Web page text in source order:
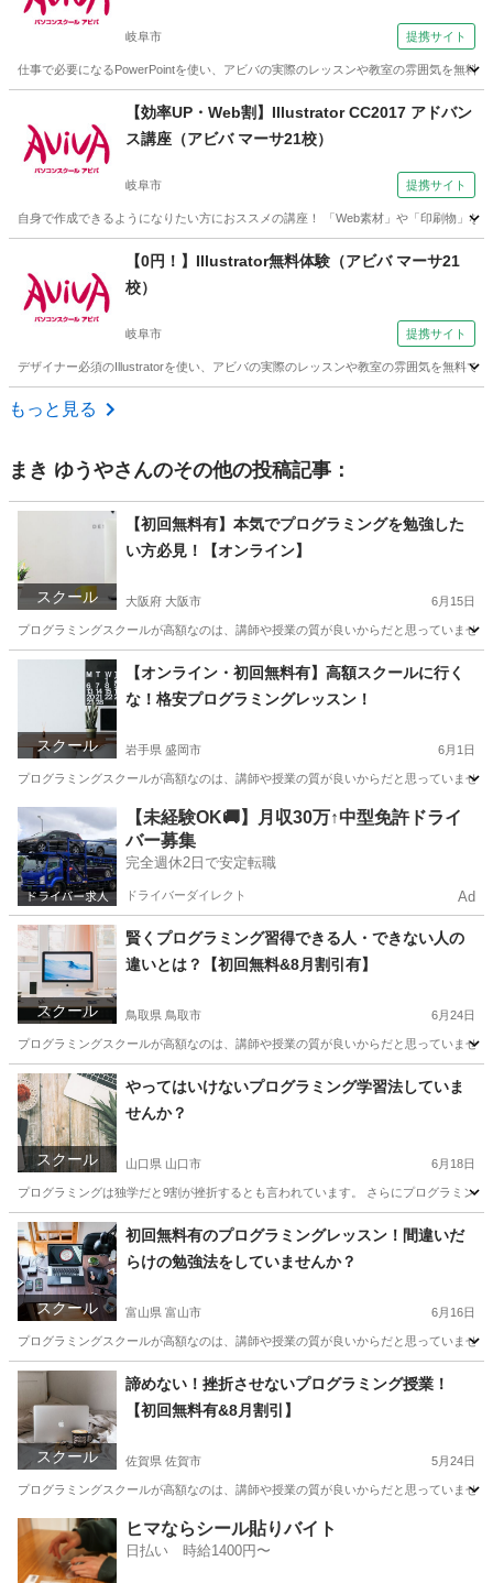
岐阜市 提携サイト
仕事で必要になるPowerPointを使い、アビバの実際のレッスンや教室の雰囲気を無料
パワーポイント
【効率UP・Web割】Illustrator CC2017 アドバン
ス講座（アビバ マーサ21校）
岐阜市 提携サイト
自身で作成できるようになりたい方におススメの講座！ 「Web素材」や「印刷物」
Illustrator
【0円！】Illustrator無料体験（アビバ マーサ21
校）
岐阜市 提携サイト
デザイナー必須のIllustratorを使い、アビバの実際のレッスンや教室の雰囲気を無料で
岐阜 岐阜市
もっと見る
まき ゆうやさんのその他の投稿記事：
スクール
【初回無料有】本気でプログラミングを勉強した
い方必見！【オンライン】
大阪府 大阪市 6月15日
プログラミングスクールが高額なのは、講師や授業の質が良いからだと思っていませ
大阪 大阪市 プログラミング レッスン
スクール
【オンライン・初回無料有】高額スクールに行く
な！格安プログラミングレッスン！
岩手県 盛岡市 6月1日
プログラミングスクールが高額なのは、講師や授業の質が良いからだと思っていませ
盛岡市 プログラミング 興味
【未経験OK🚚】月収30万↑中型免許ドライ
バー募集
完全週休2日で安定転職
ドライバーダイレクト Ad
スクール
賢くプログラミング習得できる人・できない人の
違いとは？【初回無料&8月割引有】
鳥取県 鳥取市 6月24日
プログラミングスクールが高額なのは、講師や授業の質が良いからだと思っていませ
鳥取 鳥取市 プログラミング 近所
スクール
やってはいけないプログラミング学習法していま
せんか？
山口県 山口市 6月18日
プログラミングは独学だと9割が挫折するとも言われています。 さらにプログラミン
山口 山口市 プログラミング テニスコート
スクール
初回無料有のプログラミングレッスン！間違いだ
らけの勉強法をしていませんか？
富山県 富山市 6月16日
プログラミングスクールが高額なのは、講師や授業の質が良いからだと思っていませ
富山 富山市 プログラミング 近所
スクール
諦めない！挫折させないプログラミング授業！
【初回無料有&8月割引】
佐賀県 佐賀市 5月24日
プログラミングスクールが高額なのは、講師や授業の質が良いからだと思っていませ
佐賀 佐賀市 プログラミング トランペット
ヒマならシール貼りバイト
日払い 時給1400円〜